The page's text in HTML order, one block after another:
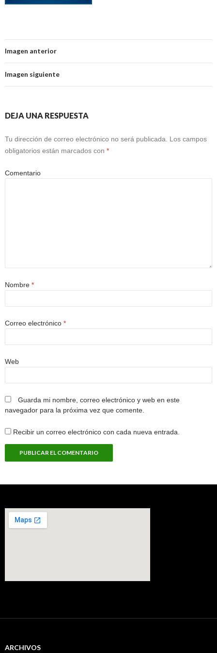
Imagen anterior
Imagen siguiente
DEJA UNA RESPUESTA
Tu dirección de correo electrónico no será publicada.
Los campos
obligatorios están marcados con *
Comentario
Nombre *
Correo electrónico *
Web
Guarda mi nombre, correo electrónico y web en este
navegador para la próxima vez que comente.
Recibir un correo electrónico con cada nueva entrada.
ARCHIVOS